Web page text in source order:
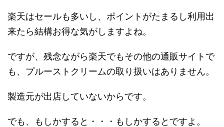
楽天はセールも多いし、ポイントがたまるし利用出
来たら結構お得な気がしますよね。
ですが、残念ながら楽天でもその他の通販サイトで
も、プルーストクリームの取り扱いはありません。
製造元が出店していないからです。
でも、もしかすると・・・もしかするとですよ。